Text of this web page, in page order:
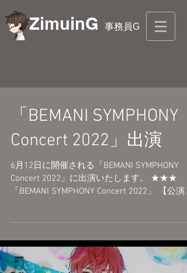
ZimuinG 事務員G
「BEMANI SYMPHONY
Concert 2022」出演
6月12日に開催される「BEMANI SYMPHONY
Concert 2022」に出演いたします。 ★★★
「BEMANI SYMPHONY Concert 2022」 【公演